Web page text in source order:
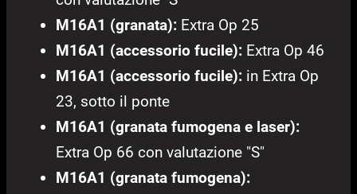
M16A1 (granata): Extra Op 25
M16A1 (accessorio fucile): Extra Op 46
M16A1 (accessorio fucile): in Extra Op
23, sotto il ponte
M16A1 (granata fumogena e laser):
Extra Op 66 con valutazione "S"
M16A1 (granata fumogena):